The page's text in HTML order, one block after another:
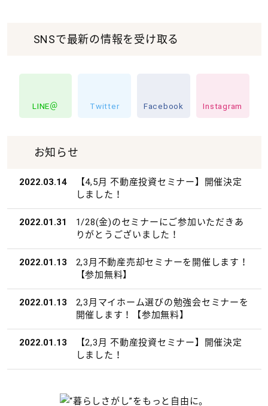
SNSで最新の情報を受け取る
LINE＠ Twitter Facebook Instagram
お知らせ
2022.03.14
【4,5月 不動産投資セミナー】開催決定
しました！
2022.01.31
1/28(金)のセミナーにご参加いただきあ
りがとうございました！
2022.01.13
2,3月不動産売却セミナーを開催します！
【参加無料】
2022.01.13
2,3月マイホーム選びの勉強会セミナーを
開催します！【参加無料】
2022.01.13
【2,3月 不動産投資セミナー】開催決定
しました！